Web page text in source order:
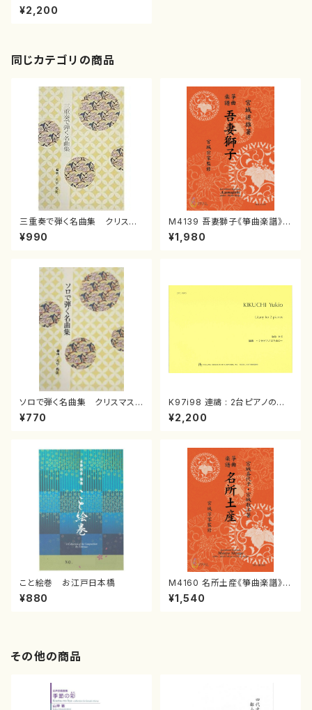
ラリネット、ハープ、バイオリン、
チェロ/小山薫/楽譜）
¥2,200
同じカテゴリの商品
三重奏で弾く名曲集 クリスマ
スメドレー( 箏2/大平光美 編
曲/楽譜）
¥990
M4139 吾妻獅子《箏曲楽譜》
（箏/宮城道雄著・宮城宗家監修/
箏曲古典楽譜）
¥1,980
ソロで弾く名曲集 クリスマス・
イブ／恋人がサンタクロース(
箏独奏 /大平光美 編曲/楽
¥770
K97i98 連禱 : 2台ピアノのた
めの（2 Pianos / 菊池 幸夫 /
楽譜）
¥2,200
こと絵巻 お江戸日本橋
¥880
M4160 名所土産《箏曲楽譜》
（箏/宮城喜代子・宮城数江著・
宮城宗家監修/箏曲古典楽譜）
¥1,540
その他の商品